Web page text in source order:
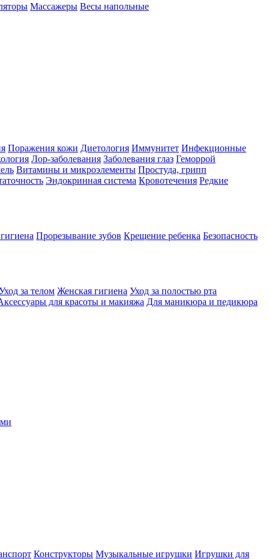
Массажеры Весы напольные
Поражения кожи Диетология Иммунитет Инфекционные
Лор-заболевания Заболевания глаз Геморрой
Витамины и микроэлементы Простуда, грипп
Эндокринная система Кровотечения Редкие
Прорезывание зубов Крещение ребенка Безопасность
за телом Женская гигиена Уход за полостью рта
для красоты и макияжа Для маникюра и педикюра
Конструкторы Музыкальные игрушки Игрушки для